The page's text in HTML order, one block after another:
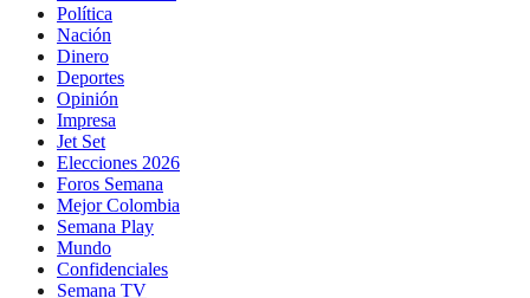
Política
Nación
Dinero
Deportes
Opinión
Impresa
Jet Set
Elecciones 2026
Foros Semana
Mejor Colombia
Semana Play
Mundo
Confidenciales
Semana TV